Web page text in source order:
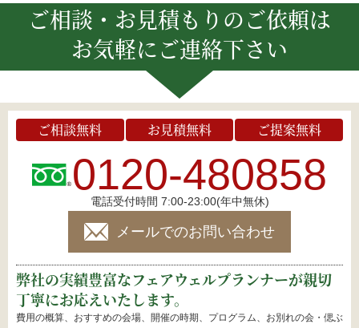
ご相談・お見積もりのご依頼は
お気軽にご連絡下さい
ご相談無料 お見積無料 ご提案無料
0120-480858
電話受付時間 7:00-23:00(年中無休)
メールでのお問い合わせ
弊社の実績豊富なフェアウェルプランナーが親切
丁寧にお応えいたします。
費用の概算、おすすめの会場、開催の時期、プログラム、お別れの会・偲ぶ